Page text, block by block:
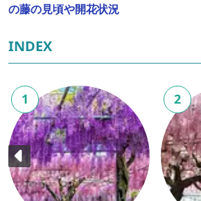
の藤の見頃や開花状況
INDEX
1 2